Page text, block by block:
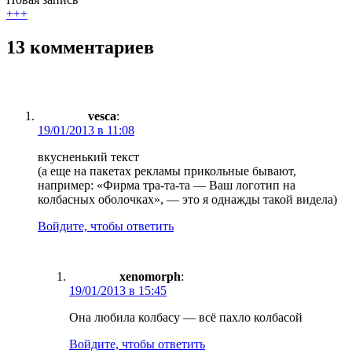
+++
13 комментариев
vesca:
19/01/2013 в 11:08
вкусненький текст
(а еще на пакетах рекламы прикольные бывают,
например: «Фирма тра-та-та — Ваш логотип на
колбасных оболочках», — это я однажды такой видела)
Войдите, чтобы ответить
xenomorph:
19/01/2013 в 15:45
Она любила колбасу — всё пахло колбасой
Войдите, чтобы ответить